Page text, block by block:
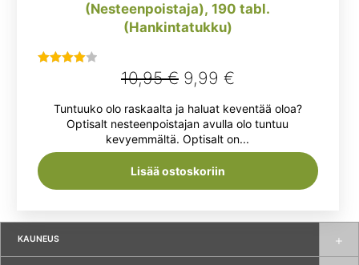
KAUNEUS
(Nesteenpoistaja), 190 tabl.
(Hankintatukku)
4.00/ 5
10,95€ Alkuperäinen
hinta
oli:
10,95 €.
9,99 €Nykyinen
hinta
on:
9,99 €.
Tuntuuko olo raskaalta ja haluat keventää oloa?
Optisalt nesteenpoistajan avulla olo tuntuu
kevyemmältä. Optisalt on...
Lisää ostoskoriin